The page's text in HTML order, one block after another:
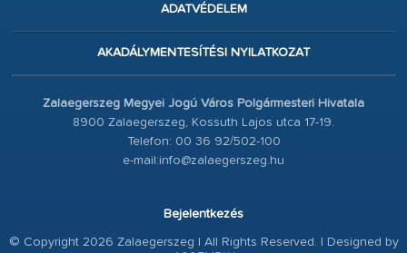
ADATVÉDELEM
AKADÁLYMENTESÍTÉSI NYILATKOZAT
Zalaegerszeg Megyei Jogú Város Polgármesteri Hivatala
8900 Zalaegerszeg, Kossuth Lajos utca 17-19.
Telefon: 00 36 92/502-100
e-mail:info@zalaegerszeg.hu
Bejelentkezés
© Copyright 2026 Zalaegerszeg | All Rights Reserved. | Designed by